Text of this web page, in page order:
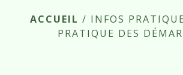
ACCUEIL / INFOS
PRATIQUE DES